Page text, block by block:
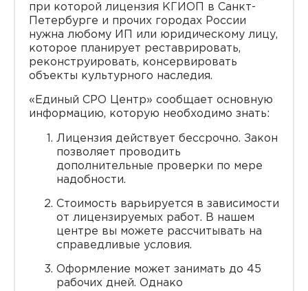
при которой лицензия КГИОП в Санкт-
Петербурге и прочих городах России
нужна любому ИП или юридическому лицу,
которое планирует реставрировать,
реконструировать, консервировать
объекты культурного наследия.
«Единый СРО Центр» сообщает основную
информацию, которую необходимо знать:
Лицензия действует бессрочно. Закон
позволяет проводить
дополнительные проверки по мере
надобности.
Стоимость варьируется в зависимости
от лицензируемых работ. В нашем
центре вы можете рассчитывать на
справедливые условия.
Оформление может занимать до 45
рабочих дней. Однако